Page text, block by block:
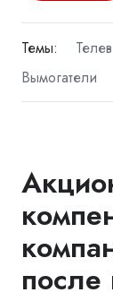
Темы:
Вымогатели
после